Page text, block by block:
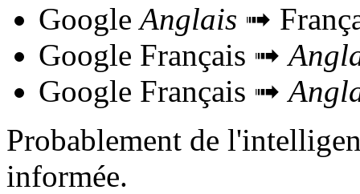
GoogleAnglais ➟
Google Français ➟
Google Français ➟
Probablement de
informée.